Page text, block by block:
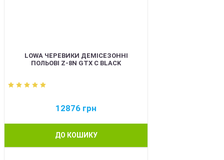
LOWA ЧЕРЕВИКИ ДЕМІСЕЗОННІ
ПОЛЬОВІ Z-8N GTX C BLACK
12876 грн
ДО КОШИКУ